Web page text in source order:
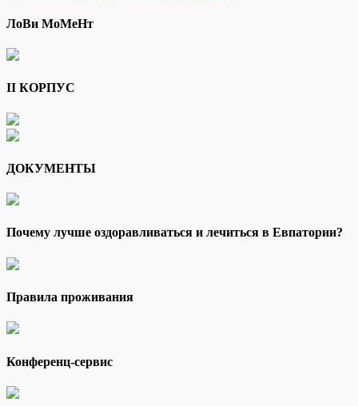
ЛоВи МоМеНт
II КОРПУС
ДОКУМЕНТЫ
Почему лучше оздоравливаться и лечиться в Евпатории?
Правила проживания
Конференц-сервис